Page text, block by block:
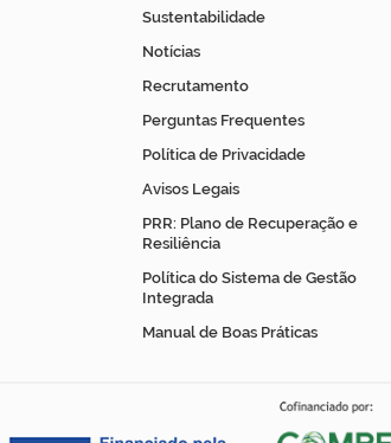
Sustentabilidade
Notícias
Recrutamento
Perguntas Frequentes
Política de Privacidade
Avisos Legais
PRR: Plano de Recuperação e
Resiliência
Política do Sistema de Gestão
Integrada
Manual de Boas Práticas